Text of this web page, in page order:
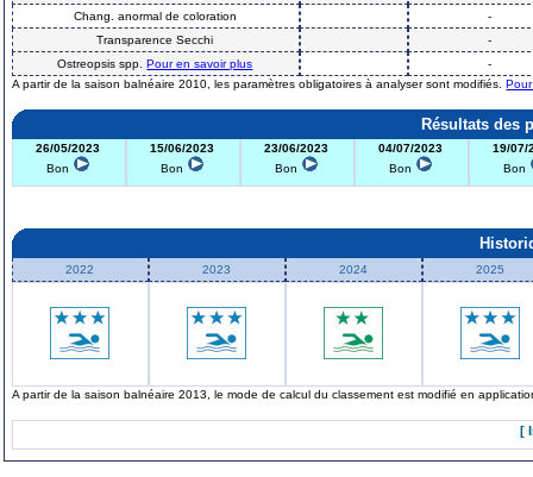
Chang. anormal de coloration
-
Transparence Secchi
-
Ostreopsis spp.Pour en savoir plus
-
A partir de la saison balnéaire 2010, les paramètres obligatoires à analyser sont modifiés.
Résultats des
26/05/2023
Bon
15/06/2023
Bon
23/06/2023
Bon
04/07/2023
Bon
19/07/
Bon
2022 2023 2024 2025
A partir de la saison balnéaire 2013, le mode de calcul du classement est modifié en
[